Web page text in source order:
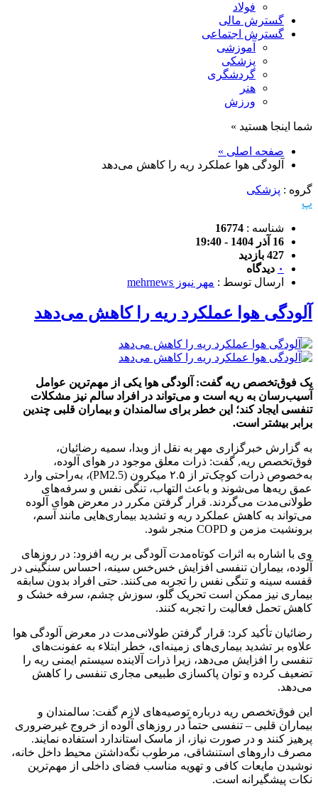
فولاد
گسترش مالی
گسترش اجتماعی
آموزشی
پزشکی
گردشگری
هنر
ورزش
شما اینجا هستید »
صفحه اصلی »
آلودگی هوا عملکرد ریه را کاهش می‌دهد
گروه : پزشکی
پ
شناسه : 16774
16 آذر 1404 - 19:40
427 بازدید
۰ دیدگاه
ارسال توسط : مهر نیوز mehrnews
آلودگی هوا عملکرد ریه را کاهش می‌دهد
یک فوق‌تخصص ریه گفت: آلودگی هوا یکی از مهم‌ترین عوامل
آسیب‌رسان به ریه است و می‌تواند در افراد سالم نیز مشکلات
تنفسی ایجاد کند؛ این خطر برای سالمندان و بیماران قلبی چندین
برابر بیشتر است.
به گزارش خبرگزاری مهر به نقل از وبدا، سمیه رضائیان،
فوق‌تخصص ریه, گفت: ذرات معلق موجود در هوای آلوده،
به‌خصوص ذرات کوچک‌تر از ۲.۵ میکرون (PM2.5)، به‌راحتی وارد
عمق ریه‌ها می‌شوند و باعث التهاب، تنگی نفس و سرفه‌های
طولانی‌مدت می‌گردند. قرار گرفتن مکرر در معرض هوای آلوده
می‌تواند به کاهش عملکرد ریه و تشدید بیماری‌هایی مانند آسم،
برونشیت مزمن و COPD منجر شود.
وی با اشاره به اثرات کوتاه‌مدت آلودگی بر ریه افزود: در روزهای
آلوده، بیماران تنفسی افزایش خس‌خس سینه، احساس سنگینی در
قفسه سینه و تنگی نفس را تجربه می‌کنند. حتی افراد بدون سابقه
بیماری نیز ممکن است تحریک گلو، سوزش چشم، سرفه خشک و
کاهش تحمل فعالیت را تجربه کنند.
رضائیان تأکید کرد: قرار گرفتن طولانی‌مدت در معرض آلودگی هوا
علاوه بر تشدید بیماری‌های زمینه‌ای، خطر ابتلاء به عفونت‌های
تنفسی را افزایش می‌دهد، زیرا ذرات آلاینده سیستم ایمنی ریه را
تضعیف کرده و توان پاکسازی طبیعی مجاری تنفسی را کاهش
می‌دهد.
این فوق‌تخصص ریه درباره توصیه‌های لازم گفت: سالمندان و
بیماران قلبی – تنفسی حتماً در روزهای آلوده از خروج غیرضروری
پرهیز کنند و در صورت نیاز، از ماسک استاندارد استفاده نمایند.
مصرف داروهای استنشاقی، مرطوب نگه‌داشتن محیط داخل خانه،
نوشیدن مایعات کافی و تهویه مناسب فضای داخلی از مهم‌ترین
نکات پیشگیرانه است.